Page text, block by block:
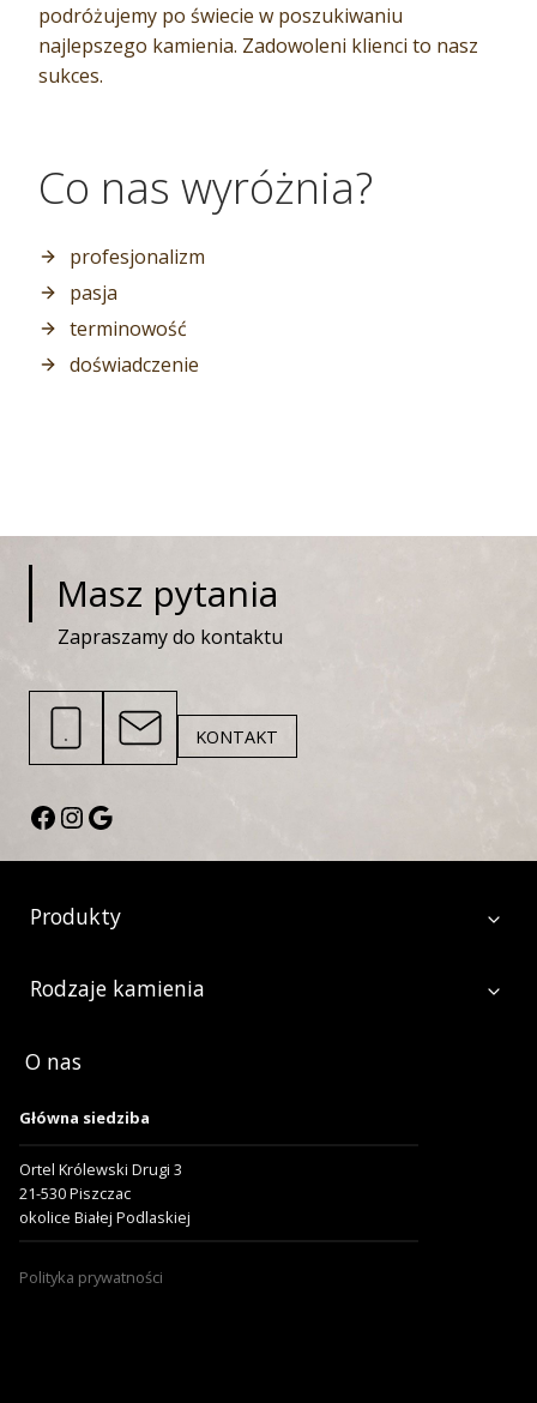
podróżujemy po świecie w poszukiwaniu
najlepszego kamienia. Zadowoleni klienci to nasz
sukces.
Co nas wyróżnia?
profesjonalizm
pasja
terminowość
doświadczenie
Masz pytania
Zapraszamy do kontaktu
KONTAKT
Facebook
Instagram
Google
Produkty
Rodzaje kamienia
O nas
Główna siedziba
Ortel Królewski Drugi 3
21-530 Piszczac
okolice Białej Podlaskiej
Polityka prywatności